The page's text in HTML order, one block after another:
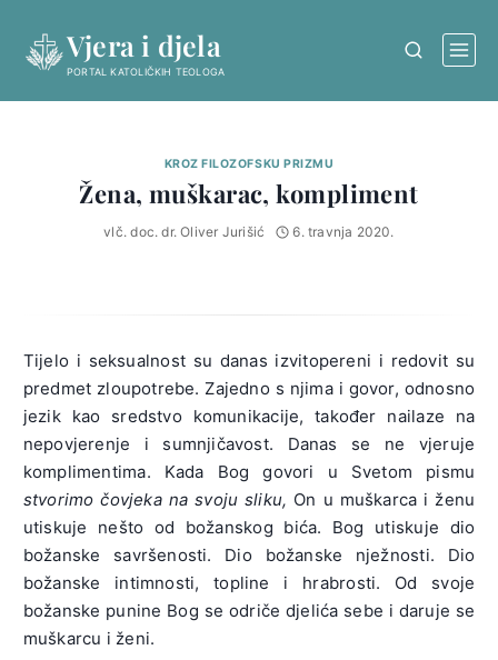
content
Vjera i djela
PORTAL KATOLIČKIH TEOLOGA
KROZ FILOZOFSKU PRIZMU
Žena, muškarac, kompliment
vlč. doc. dr. Oliver Jurišić 6. travnja 2020.
Tijelo i seksualnost su danas izvitopereni i redovit su
predmet zloupotrebe. Zajedno s njima i govor, odnosno
jezik kao sredstvo komunikacije, također nailaze na
nepovjerenje i sumnjičavost. Danas se ne vjeruje
komplimentima. Kada Bog govori u Svetom pismu
stvorimo čovjeka na svoju sliku, On u muškarca i ženu
utiskuje nešto od božanskog bića. Bog utiskuje dio
božanske savršenosti. Dio božanske nježnosti. Dio
božanske intimnosti, topline i hrabrosti. Od svoje
božanske punine Bog se odriče djelića sebe i daruje se
muškarcu i ženi.